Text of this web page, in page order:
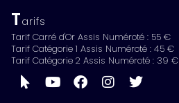
Tarifs
Tarif Carré d'Or Assis Numéroté : 55 €
Tarif Catégorie 1 Assis Numéroté : 45 €
Tarif Catégorie 2 Assis Numéroté : 39 €